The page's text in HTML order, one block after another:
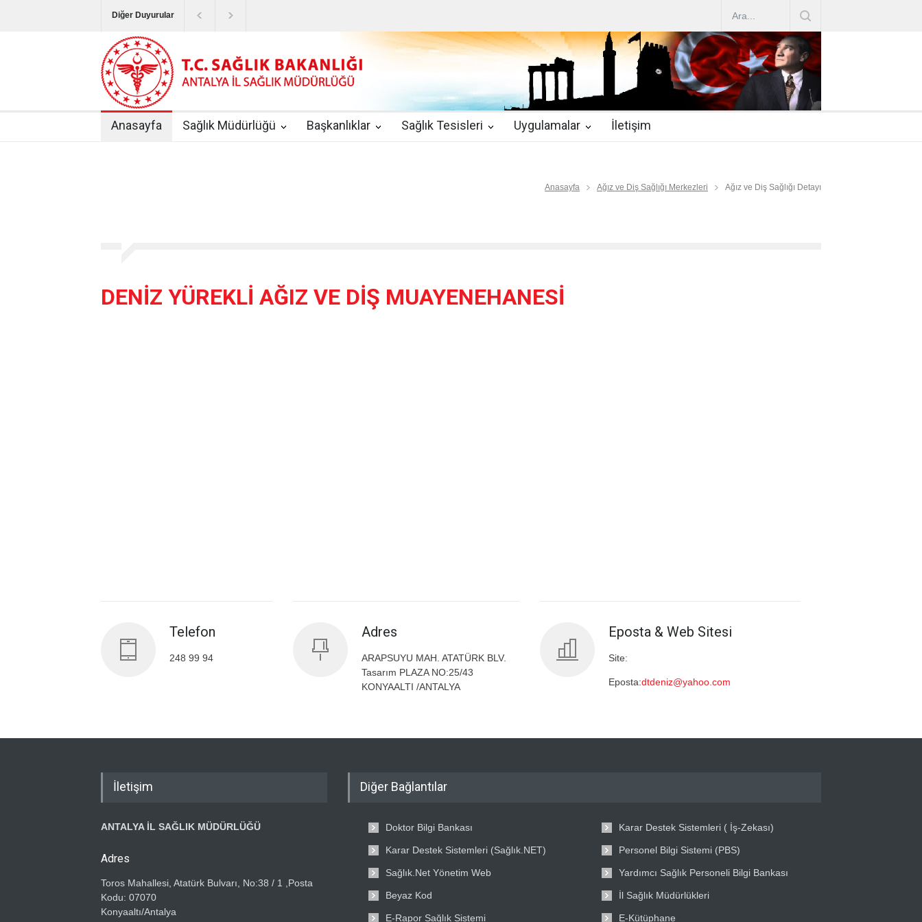
Diğer Duyurular
Bayram Tatilinde Sağlık Hizmetlerinin Sunumu 2019 YILI TEMMUZ AYI DİYALİZ MERKEZLERİ CİHAZ ARTIRIMLARI|2019-07-31
Terapötik Aferez Merkezleri ve Üniteleri Hakkında Yönetmelik Teletıp ve Teleradyoloji Birimi Genelgesi 2019/16 | 2019-07-31
Yoğun Bakım Servislerinde Hasta Ziyareti Uygulamaları Uzman Hekimlerin Pratisyen Hekim Kadrosunda Çalıştırma Talep|2019-06-26
Anasayfa Sağlık Müdürlüğü Başkanlıklar Sağlık Tesisleri Uygulamalar İletişim
Anasayfa Ağız ve Diş Sağlığı Merkezleri Ağız ve Diş Sağlığı Detayı
DENİZ YÜREKLİ AĞIZ VE DİŞ MUAYENEHANESİ
Telefon
248 99 94
Adres
ARAPSUYU MAH. ATATÜRK BLV.
Tasarım PLAZA NO:25/43
KONYAALTI /ANTALYA
Eposta & Web Sitesi
Site:
Eposta:dtdeniz@yahoo.com
İletişim
ANTALYA İL SAĞLIK MÜDÜRLÜĞÜ
Adres
Toros Mahallesi, Atatürk Bulvarı, No:38 / 1 ,Posta
Kodu: 07070
Konyaaltı/Antalya
Diğer Bağlantılar
Doktor Bilgi Bankası
Karar Destek Sistemleri (Sağlık.NET)
Sağlık.Net Yönetim Web
Beyaz Kod
E-Rapor Sağlık Sistemi
Karar Destek Sistemleri ( İş-Zekası)
Personel Bilgi Sistemi (PBS)
Yardımcı Sağlık Personeli Bilgi Bankası
İl Sağlık Müdürlükleri
E-Kütüphane